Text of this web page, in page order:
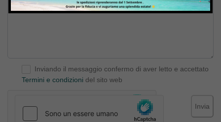
Inviando il messaggio confermo di aver letto e accettato
Termini e condizioni del sito web
Invia